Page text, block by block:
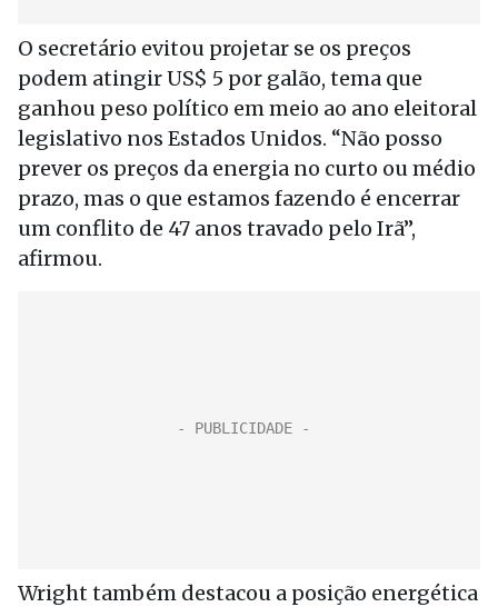
O secretário evitou projetar se os preços
podem atingir US$ 5 por galão, tema que
ganhou peso político em meio ao ano eleitoral
legislativo nos Estados Unidos. “Não posso
prever os preços da energia no curto ou médio
prazo, mas o que estamos fazendo é encerrar
um conflito de 47 anos travado pelo Irã”,
afirmou.
Wright também destacou a posição energética